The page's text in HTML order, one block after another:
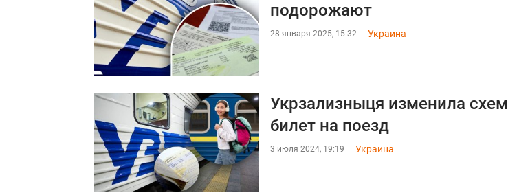
подорожают
28 января 2025, 15:32 Украина
Укрзализныця изменила
билет на поезд
3 июля 2024, 19:19 Украина